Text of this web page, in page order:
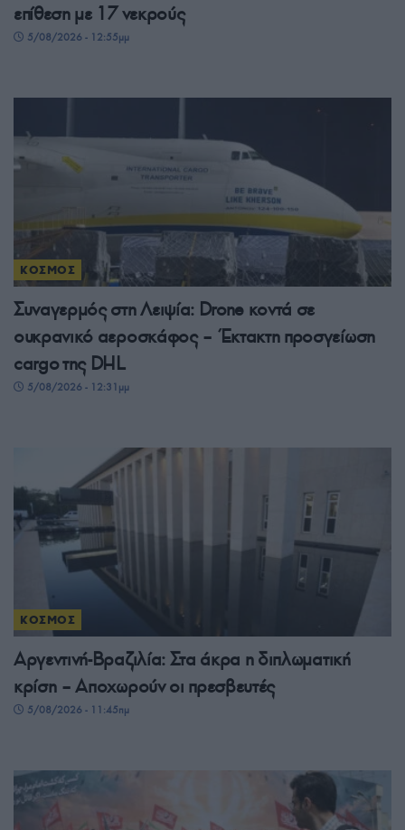
επίθεση με 17 νεκρούς
5/08/2026 - 12:55μμ
ΚΟΣΜΟΣ
Συναγερμός στη Λειψία: Drone κοντά σε
ουκρανικό αεροσκάφος – Έκτακτη προσγείωση
cargo της DHL
5/08/2026 - 12:31μμ
ΚΟΣΜΟΣ
Αργεντινή-Βραζιλία: Στα άκρα η διπλωματική
κρίση – Αποχωρούν οι πρεσβευτές
5/08/2026 - 11:45πμ